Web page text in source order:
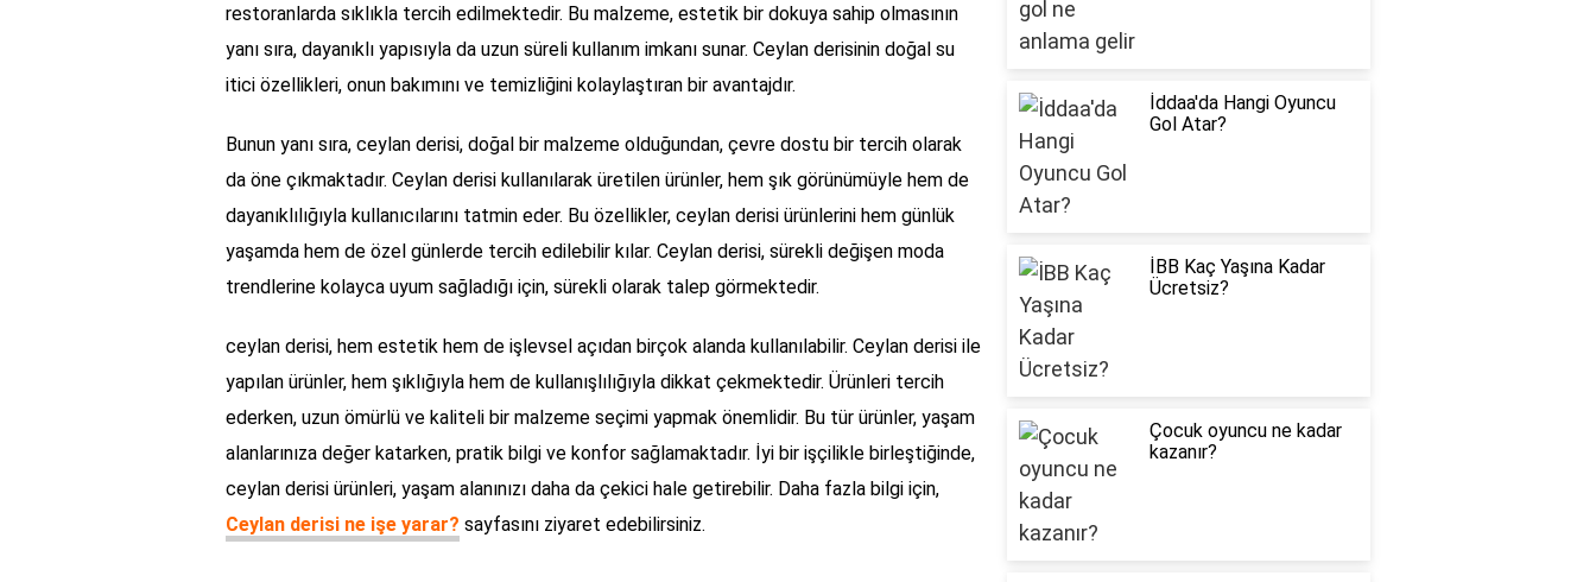
restoranlarda sıklıkla tercih edilmektedir. Bu malzeme, estetik bir dokuya sahip olmasının
yanı sıra, dayanıklı yapısıyla da uzun süreli kullanım imkanı sunar. Ceylan derisinin doğal su
itici özellikleri, onun bakımını ve temizliğini kolaylaştıran bir avantajdır.
Bunun yanı sıra, ceylan derisi, doğal bir malzeme olduğundan, çevre dostu bir tercih olarak
da öne çıkmaktadır. Ceylan derisi kullanılarak üretilen ürünler, hem şık görünümüyle hem de
dayanıklılığıyla kullanıcılarını tatmin eder. Bu özellikler, ceylan derisi ürünlerini hem günlük
yaşamda hem de özel günlerde tercih edilebilir kılar. Ceylan derisi, sürekli değişen moda
trendlerine kolayca uyum sağladığı için, sürekli olarak talep görmektedir.
ceylan derisi, hem estetik hem de işlevsel açıdan birçok alanda kullanılabilir. Ceylan derisi ile
yapılan ürünler, hem şıklığıyla hem de kullanışlılığıyla dikkat çekmektedir. Ürünleri tercih
ederken, uzun ömürlü ve kaliteli bir malzeme seçimi yapmak önemlidir. Bu tür ürünler, yaşam
alanlarınıza değer katarken, pratik bilgi ve konfor sağlamaktadır. İyi bir işçilikle birleştiğinde,
ceylan derisi ürünleri, yaşam alanınızı daha da çekici hale getirebilir. Daha fazla bilgi için,
Ceylan derisi ne işe yarar? sayfasını ziyaret edebilirsiniz.
İddaa'da Hangi Oyuncu
Gol Atar?
İBB Kaç Yaşına Kadar
Ücretsiz?
Çocuk oyuncu ne kadar
kazanır?